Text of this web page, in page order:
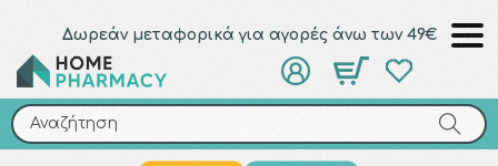
Δωρεάν μεταφορικά για αγορές άνω των 49€
Αναζήτηση
Αναζήτηση